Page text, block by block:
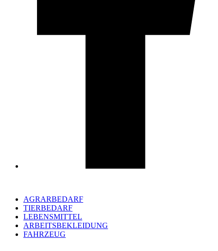
AGRARBEDARF
TIERBEDARF
LEBENSMITTEL
ARBEITSBEKLEIDUNG
FAHRZEUG